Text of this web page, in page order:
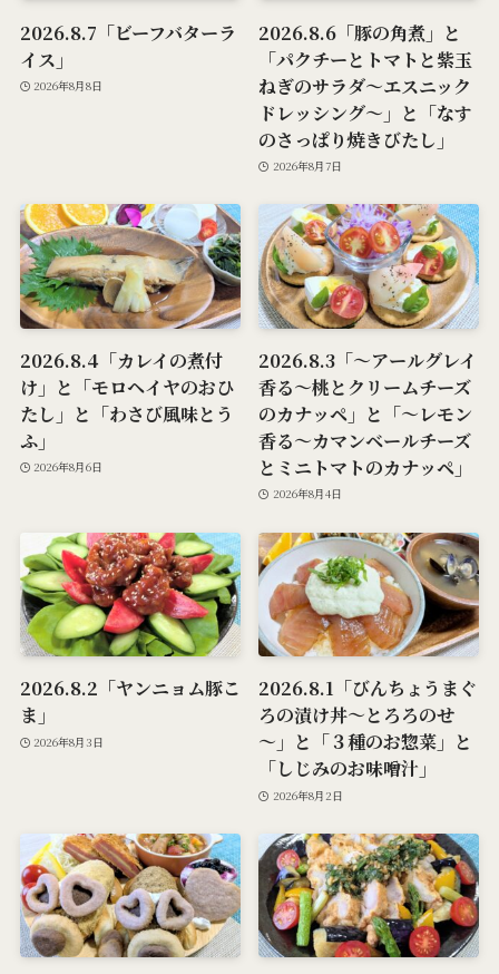
2026.8.7「ビーフバターラ
イス」
2026年8月8日
2026.8.6「豚の角煮」と
「パクチーとトマトと紫玉
ねぎのサラダ～エスニック
ドレッシング～」と「なす
のさっぱり焼きびたし」
2026年8月7日
2026.8.4「カレイの煮付
け」と「モロヘイヤのおひ
たし」と「わさび風味とう
ふ」
2026年8月6日
2026.8.3「～アールグレイ
香る～桃とクリームチーズ
のカナッペ」と「～レモン
香る～カマンベールチーズ
とミニトマトのカナッペ」
2026年8月4日
2026.8.2「ヤンニョム豚こ
ま」
2026年8月3日
2026.8.1「びんちょうまぐ
ろの漬け丼～とろろのせ
～」と「３種のお惣菜」と
「しじみのお味噌汁」
2026年8月2日